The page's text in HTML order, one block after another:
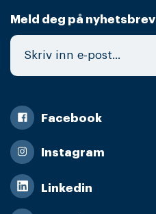
Meld deg på nyhetsbrev
Facebook
Instagram
Linkedin